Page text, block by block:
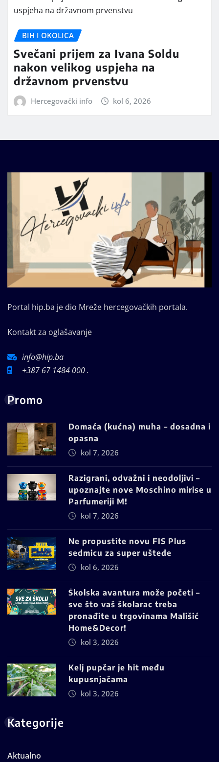
BIH I OKOLICA
Svečani prijem za Ivana Soldu
nakon velikog uspjeha na
državnom prvenstvu
Hercegovački info kol 6, 2026
Portal hip.ba je dio Mreže hercegovačkih portala.
Kontakt za oglašavanje
info@hip.ba
+387 67 1484 000 .
Promo
Domaća (kućna) muha – dosadna i
opasna
kol 7, 2026
Razigrani, odvažni i neodoljivi –
upoznajte nove Moschino mirise u
Parfumeriji M!
kol 7, 2026
Ne propustite novu FIS Plus
sedmicu za super uštede
kol 6, 2026
Školska avantura može početi –
sve što vaš školarac treba
pronađite u trgovinama Mališić
Home&Decor!
kol 3, 2026
Kelj pupčar je hit među
kupusnjačama
kol 3, 2026
Kategorije
Aktualno